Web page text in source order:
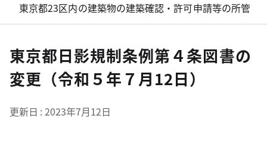
東京都23区内の建築物の建築確認・許可申請等の所管
東京都日影規制条例第４条図書の
変更（令和５年７月12日）
更新日 2023年7月12日